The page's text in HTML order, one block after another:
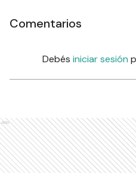
Comentarios
Debés iniciar sesión
Ads